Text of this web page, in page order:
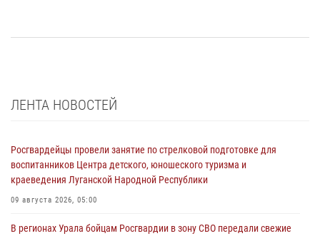
ЛЕНТА НОВОСТЕЙ
Росгвардейцы провели занятие по стрелковой подготовке для
воспитанников Центра детского, юношеского туризма и
краеведения Луганской Народной Республики
09 августа 2026, 05:00
В регионах Урала бойцам Росгвардии в зону СВО передали свежие